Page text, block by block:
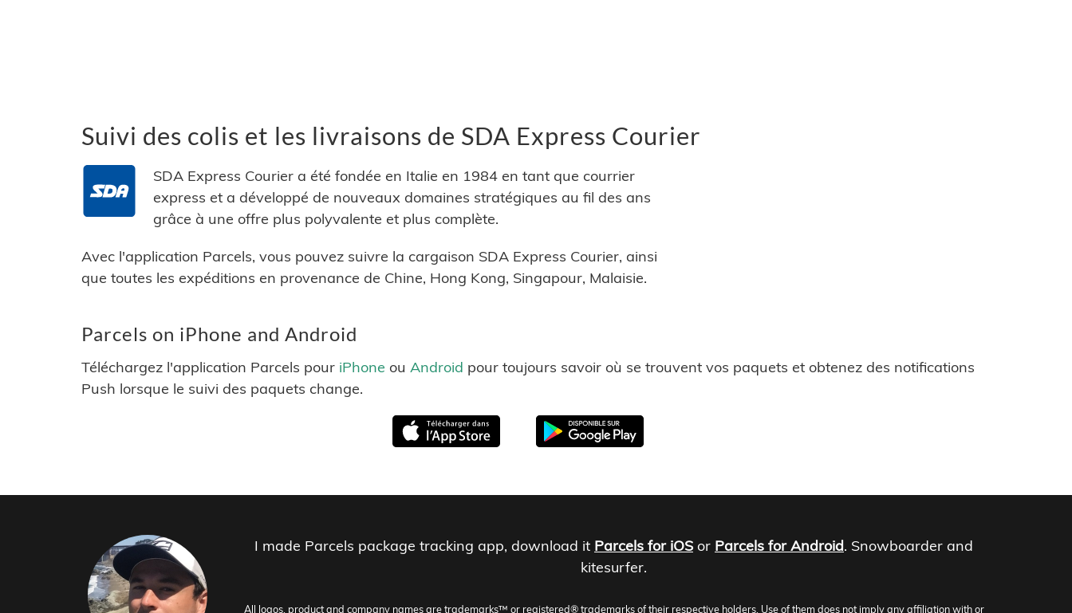
Suivi des colis et les livraisons de SDA Express Courier
SDA Express Courier a été fondée en Italie en 1984 en tant que courrier
express et a développé de nouveaux domaines stratégiques au fil des ans
grâce à une offre plus polyvalente et plus complète.
Avec l'application Parcels, vous pouvez suivre la cargaison SDA Express Courier, ainsi
que toutes les expéditions en provenance de Chine, Hong Kong, Singapour, Malaisie.
Parcels on iPhone and Android
Téléchargez l'application Parcels pour iPhone ou Android pour toujours savoir où se trouvent vos paquets et obtenez des notifications
Push lorsque le suivi des paquets change.
I made Parcels package tracking app, download it Parcels for iOS or Parcels for Android. Snowboarder and
kitesurfer.
All logos, product and company names are trademarks™ or registered® trademarks of their respective holders. Use of them does not imply any affiliation with or